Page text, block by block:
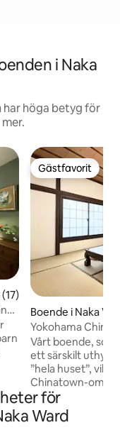
i Naka
har höga betyg för
5 i genomsnittligt
(17)
Gästfavorit
Gästfavorit
Boende i Naka
ma
Yokohama
kvm privat
sovrum,
minuters
hem för alla att bo
Vårt boende,
ett särskilt
”hela huset”,
Chinatown-
bara – njut av en
att bo i Japan
kvalitetstid tillsammans.
för
Ward